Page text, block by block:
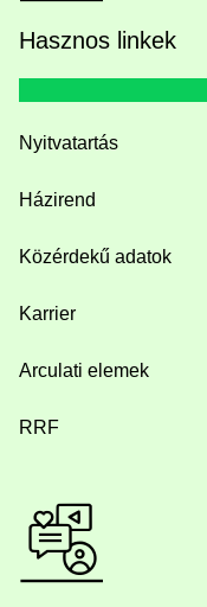
Hasznos linkek
Nyitvatartás
Házirend
Közérdekű adatok
Karrier
Arculati elemek
RRF